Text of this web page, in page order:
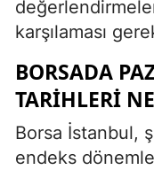
karşılaması
BORSADA
TARIHLERI
Borsa İstanbul,
endeks